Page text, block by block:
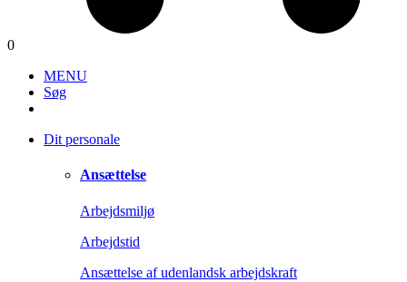
0
MENU
Søg
Dit personale
Ansættelse
Arbejdsmiljø
Arbejdstid
Ansættelse af udenlandsk arbejdskraft